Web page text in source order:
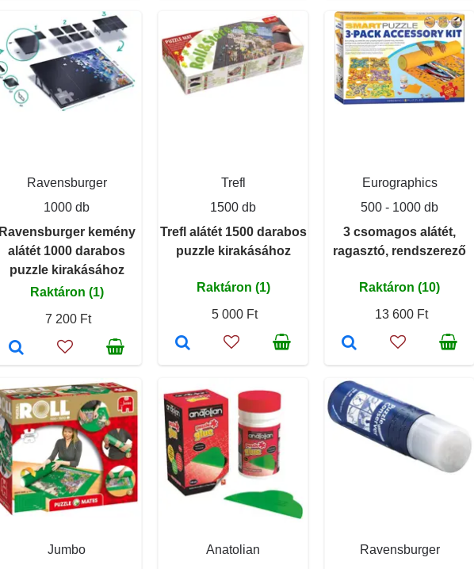
Ravensburger
1000 db
Ravensburger kemény
alátét 1000 darabos
puzzle kirakásához
Raktáron (1)
7 200 Ft
Trefl
1500 db
Trefl alátét 1500 darabos
puzzle kirakásához
Raktáron (1)
5 000 Ft
Eurographics
500 - 1000 db
3 csomagos alátét,
ragasztó, rendszerező
Raktáron (10)
13 600 Ft
Jumbo Anatolian Ravensburger